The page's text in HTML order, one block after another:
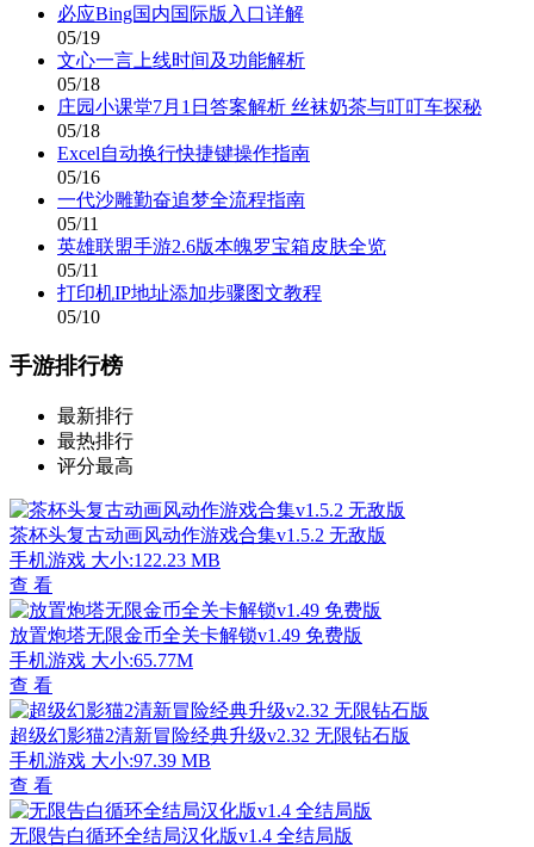
必应Bing国内国际版入口详解
05/19
文心一言上线时间及功能解析
05/18
庄园小课堂7月1日答案解析 丝袜奶茶与叮叮车探秘
05/18
Excel自动换行快捷键操作指南
05/16
一代沙雕勤奋追梦全流程指南
05/11
英雄联盟手游2.6版本魄罗宝箱皮肤全览
05/11
打印机IP地址添加步骤图文教程
05/10
手游排行榜
最新排行
最热排行
评分最高
茶杯头复古动画风动作游戏合集v1.5.2 无敌版
手机游戏 大小:122.23 MB
查 看
放置炮塔无限金币全关卡解锁v1.49 免费版
手机游戏 大小:65.77M
查 看
超级幻影猫2清新冒险经典升级v2.32 无限钻石版
手机游戏 大小:97.39 MB
查 看
无限告白循环全结局汉化版v1.4 全结局版